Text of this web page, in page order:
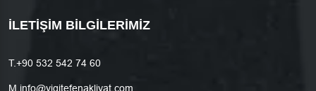
İLETIŞIM BILGILERIMIZ
T.+90 532 542 74 60
M. info@yigitefenakliyat.com